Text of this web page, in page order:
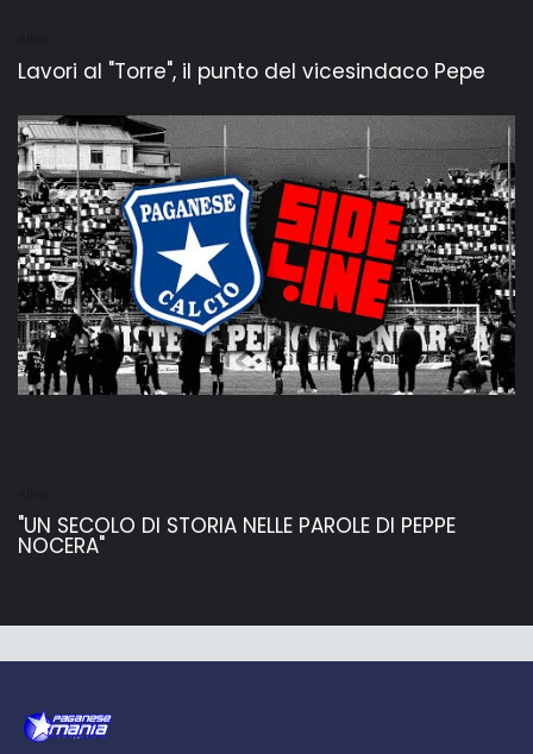
Lavori al "Torre", il punto del vicesindaco Pepe
"UN SECOLO DI STORIA NELLE PAROLE DI PEPPE
NOCERA"